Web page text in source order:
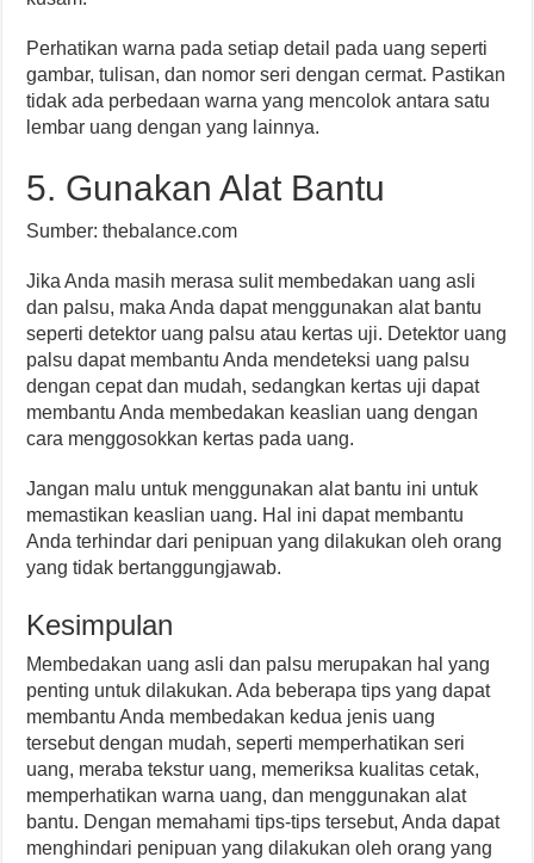
Perhatikan warna pada setiap detail pada uang seperti
gambar, tulisan, dan nomor seri dengan cermat. Pastikan
tidak ada perbedaan warna yang mencolok antara satu
lembar uang dengan yang lainnya.
5. Gunakan Alat Bantu
Sumber: thebalance.com
Jika Anda masih merasa sulit membedakan uang asli
dan palsu, maka Anda dapat menggunakan alat bantu
seperti detektor uang palsu atau kertas uji. Detektor uang
palsu dapat membantu Anda mendeteksi uang palsu
dengan cepat dan mudah, sedangkan kertas uji dapat
membantu Anda membedakan keaslian uang dengan
cara menggosokkan kertas pada uang.
Jangan malu untuk menggunakan alat bantu ini untuk
memastikan keaslian uang. Hal ini dapat membantu
Anda terhindar dari penipuan yang dilakukan oleh orang
yang tidak bertanggungjawab.
Kesimpulan
Membedakan uang asli dan palsu merupakan hal yang
penting untuk dilakukan. Ada beberapa tips yang dapat
membantu Anda membedakan kedua jenis uang
tersebut dengan mudah, seperti memperhatikan seri
uang, meraba tekstur uang, memeriksa kualitas cetak,
memperhatikan warna uang, dan menggunakan alat
bantu. Dengan memahami tips-tips tersebut, Anda dapat
menghindari penipuan yang dilakukan oleh orang yang